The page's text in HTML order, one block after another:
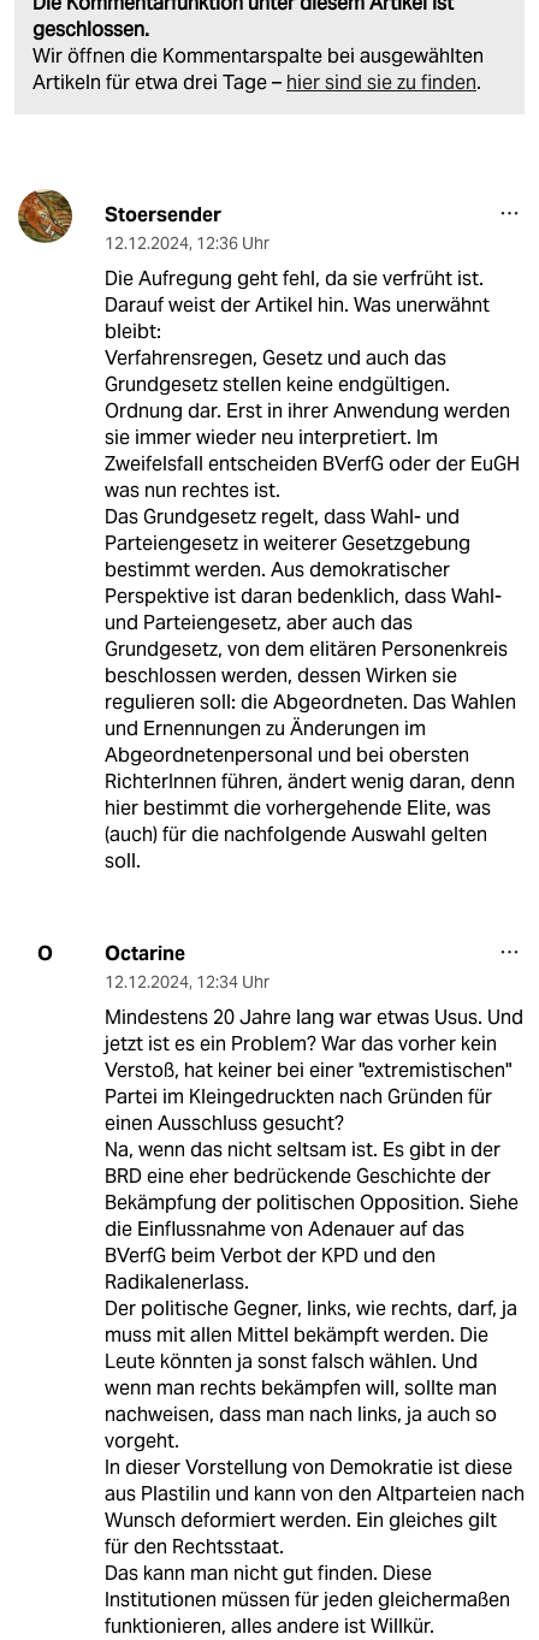
geschlossen.
Wir öffnen die Kommentarspalte bei ausgewählten
Artikeln für etwa drei Tage – hier sind sie zu finden.
Stoersender
12.12.2024, 12:36 Uhr
Die Aufregung geht fehl, da sie verfrüht ist.
Darauf weist der Artikel hin. Was unerwähnt
bleibt:
Verfahrensregen, Gesetz und auch das
Grundgesetz stellen keine endgültigen.
Ordnung dar. Erst in ihrer Anwendung werden
sie immer wieder neu interpretiert. Im
Zweifelsfall entscheiden BVerfG oder der EuGH
was nun rechtes ist.
Das Grundgesetz regelt, dass Wahl- und
Parteiengesetz in weiterer Gesetzgebung
bestimmt werden. Aus demokratischer
Perspektive ist daran bedenklich, dass Wahl-
und Parteiengesetz, aber auch das
Grundgesetz, von dem elitären Personenkreis
beschlossen werden, dessen Wirken sie
regulieren soll: die Abgeordneten. Das Wahlen
und Ernennungen zu Änderungen im
Abgeordnetenpersonal und bei obersten
RichterInnen führen, ändert wenig daran, denn
hier bestimmt die vorhergehende Elite, was
(auch) für die nachfolgende Auswahl gelten
soll.
O Octarine
12.12.2024, 12:34 Uhr
Mindestens 20 Jahre lang war etwas Usus. Und
jetzt ist es ein Problem? War das vorher kein
Verstoß, hat keiner bei einer "extremistischen"
Partei im Kleingedruckten nach Gründen für
einen Ausschluss gesucht?
Na, wenn das nicht seltsam ist. Es gibt in der
BRD eine eher bedrückende Geschichte der
Bekämpfung der politischen Opposition. Siehe
die Einflussnahme von Adenauer auf das
BVerfG beim Verbot der KPD und den
Radikalenerlass.
Der politische Gegner, links, wie rechts, darf, ja
muss mit allen Mittel bekämpft werden. Die
Leute könnten ja sonst falsch wählen. Und
wenn man rechts bekämpfen will, sollte man
nachweisen, dass man nach links, ja auch so
vorgeht.
In dieser Vorstellung von Demokratie ist diese
aus Plastilin und kann von den Altparteien nach
Wunsch deformiert werden. Ein gleiches gilt
für den Rechtsstaat.
Das kann man nicht gut finden. Diese
Institutionen müssen für jeden gleichermaßen
funktionieren, alles andere ist Willkür.